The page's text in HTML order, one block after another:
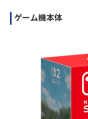
ゲーム機本体